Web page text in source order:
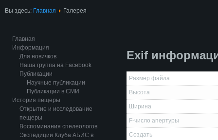
Вы здесь: Главная Галерея
Главная
Информация
Для новичков
Наша группа на Facebook
Публикации
Научные публикации
Публикации в СМИ
История пещеры
Открытие и исследование
пещеры
Воспоминания спелеологов
Экспедиции Клуба АБИС в
Exif
Размер файла
Высота
Ширина
F-число апертуры
Создать